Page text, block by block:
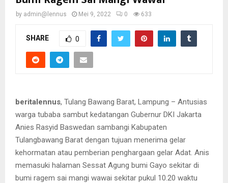
by admin@lennus Mei 9, 2022 0 633
SHARE 0
beritalennus, Tulang Bawang Barat, Lampung – Antusias
warga tubaba sambut kedatangan Gubernur DKI Jakarta
Anies Rasyid Baswedan sambangi Kabupaten
Tulangbawang Barat dengan tujuan menerima gelar
kehormatan atau pemberian penghargaan gelar Adat. Anis
memasuki halaman Sessat Agung bumi Gayo sekitar di
bumi ragem sai mangi wawai sekitar pukul 10.20 waktu